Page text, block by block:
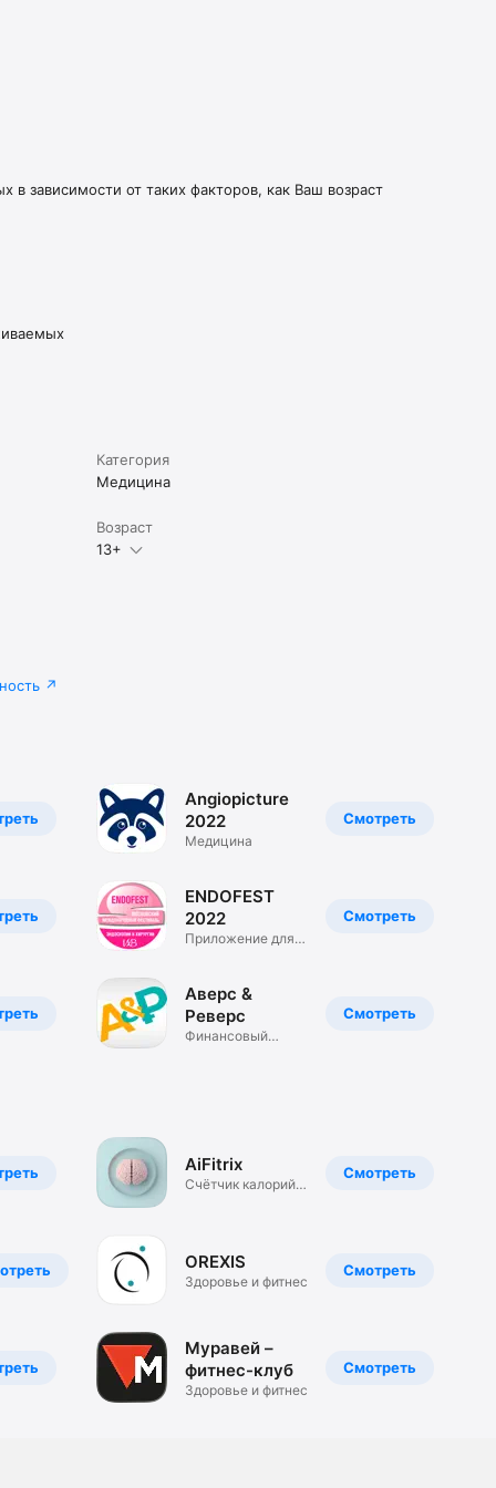
зависимости от таких факторов, как Ваш возраст
Категория
Медицина
Возраст
13+
Смотреть
Angiopicture
2022
Медицина
Смотреть
ENDOFEST
2022
Приложение для
Смотреть
Аверс &
Реверс
Финансовый
Смотреть
AiFitrix
Счётчик калорий
Смотреть
OREXIS
Здоровье и фитнес
Смотреть
Муравей –
фитнес-клуб
Здоровье и фитнес